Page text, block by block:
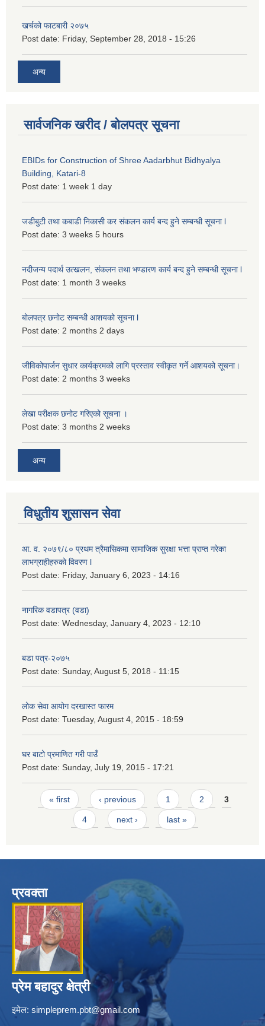
खर्चको फाटबारी २०७५
Post date: Friday, September 28, 2018 - 15:26
अन्य
सार्वजनिक खरीद / बोलपत्र सूचना
EBIDs for Construction of Shree Aadarbhut Bidhyalya
Building, Katari-8
Post date: 1 week 1 day
जडीबुटी तथा कबाडी निकासी कर संकलन कार्य बन्द हुने सम्बन्धी सूचना l
Post date: 3 weeks 5 hours
नदीजन्य पदार्थ उत्खलन, संकलन तथा भण्डारण कार्य बन्द हुने सम्बन्धी सूचना l
Post date: 1 month 3 weeks
बोलपत्र छनोट सम्बन्धी आशयको सूचना l
Post date: 2 months 2 days
जीविकोपार्जन सुधार कार्यक्रमको लागि प्रस्ताव स्वीकृत गर्ने आशयको सूचना।
Post date: 2 months 3 weeks
लेखा परीक्षक छनोट गरिएको सूचना ।
Post date: 3 months 2 weeks
अन्य
विधुतीय शुसासन सेवा
आ. व. २०७९/८० प्रथम त्रैमासिकमा सामाजिक सुरक्षा भत्ता प्राप्त गरेका
लाभग्राहीहरुको विवरण l
Post date: Friday, January 6, 2023 - 14:16
नागरिक वडापत्र (वडा)
Post date: Wednesday, January 4, 2023 - 12:10
बडा पत्र-२०७५
Post date: Sunday, August 5, 2018 - 11:15
लोक सेवा आयोग दरखास्त फारम
Post date: Tuesday, August 4, 2015 - 18:59
घर बाटो प्रमाणित गरी पाउँ
Post date: Sunday, July 19, 2015 - 17:21
Pages
« first ‹ previous 1 2 3
4 next › last »
प्रवक्ता
प्रेम बहादुर क्षेत्री
इमेल: simpleprem.pbt@gmail.com